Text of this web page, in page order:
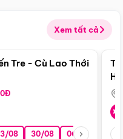
Xem tất cả
Điểm nổi bật
Tre - Cù Lao Thới
08 30/08 06/09 13/09